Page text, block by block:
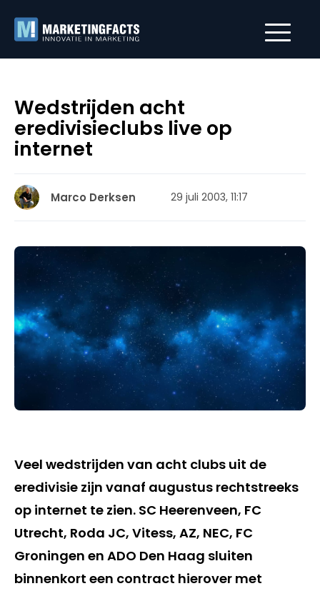
Wedstrijden acht
eredivisieclubs live op
internet
Marco Derksen 29 juli 2003, 11:17
Veel wedstrijden van acht clubs uit de
eredivisie zijn vanaf augustus rechtstreeks
op internet te zien. SC Heerenveen, FC
Utrecht, Roda JC, Vitess, AZ, NEC, FC
Groningen en ADO Den Haag sluiten
binnenkort een contract hierover met